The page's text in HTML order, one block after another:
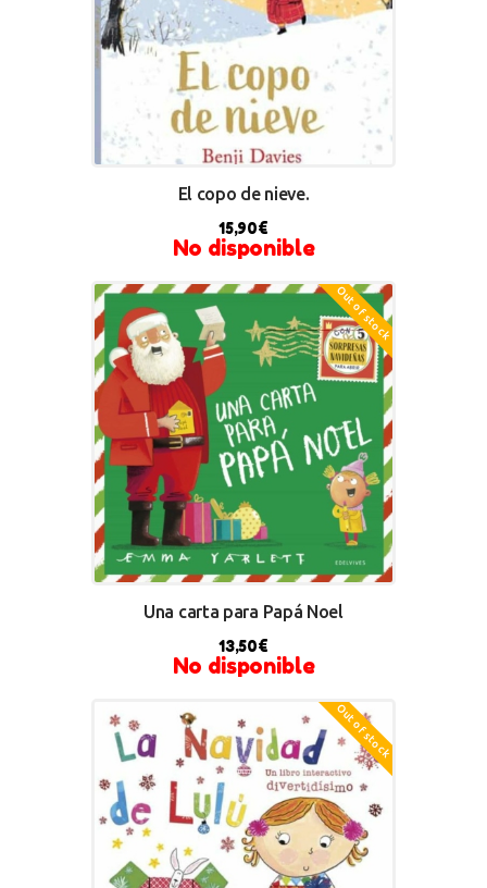
El copo de nieve.
15,90€
No disponible
Out of stock
Una carta para Papá Noel
13,50€
No disponible
Out of stock